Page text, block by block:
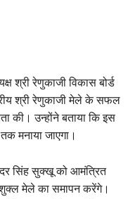
श्री रेणुकाजी विकास बोर्ड
श्री रेणुकाजी मेले के सफल
की। उन्होंने बताया कि इस
मनाया जाएगा।
सिंह सुक्खू को आमंत्रित
शुक्ल मेले का समापन करेंगे।